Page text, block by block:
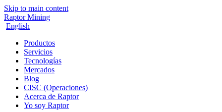
Skip to main content
Raptor Mining
English
Productos
Servicios
Tecnologías
Mercados
Blog
CISC (Operaciones)
Acerca de Raptor
Yo soy Raptor